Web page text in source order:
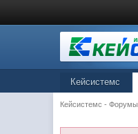
Кейсистемс
Кейсистемс - Форумы